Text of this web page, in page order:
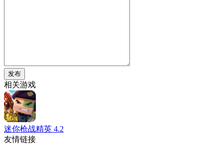
发布
相关游戏
迷你枪战精英 4.2
友情链接